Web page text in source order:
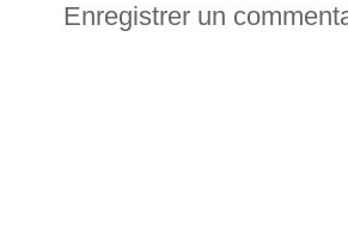
Enregistrer un